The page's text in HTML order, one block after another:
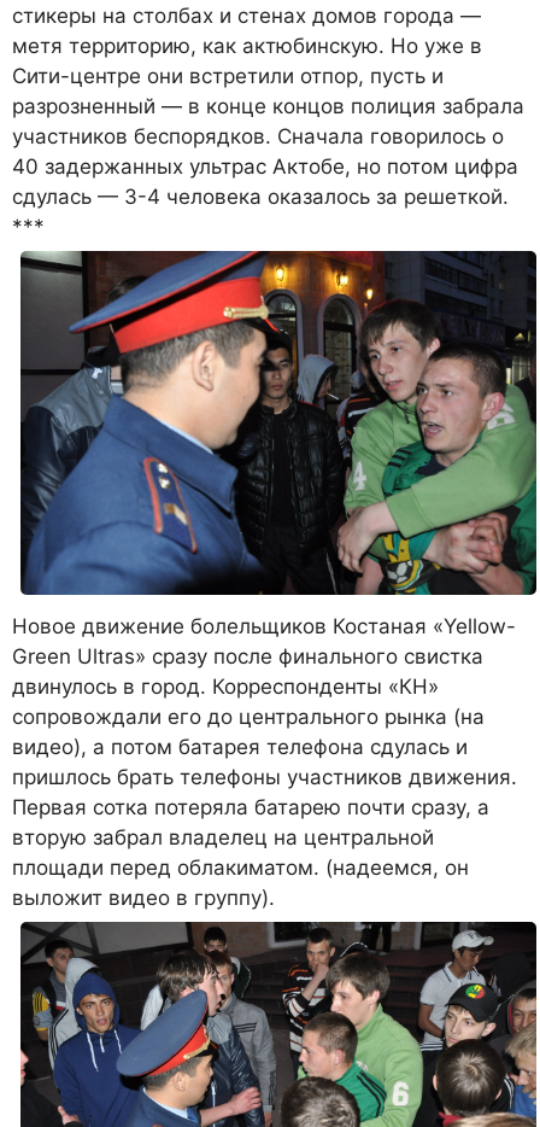
стикеры на столбах и стенах домов города —
метя территорию, как актюбинскую. Но уже в
Сити-центре они встретили отпор, пусть и
разрозненный — в конце концов полиция забрала
участников беспорядков. Сначала говорилось о
40 задержанных ультрас Актобе, но потом цифра
сдулась — 3-4 человека оказалось за решеткой.
***
Новое движение болельщиков Костаная «Yellow-
Green Ultras» сразу после финального свистка
двинулось в город. Корреспонденты «КН»
сопровождали его до центрального рынка (на
видео), а потом батарея телефона сдулась и
пришлось брать телефоны участников движения.
Первая сотка потеряла батарею почти сразу, а
вторую забрал владелец на центральной
площади перед облакиматом. (надеемся, он
выложит видео в группу).